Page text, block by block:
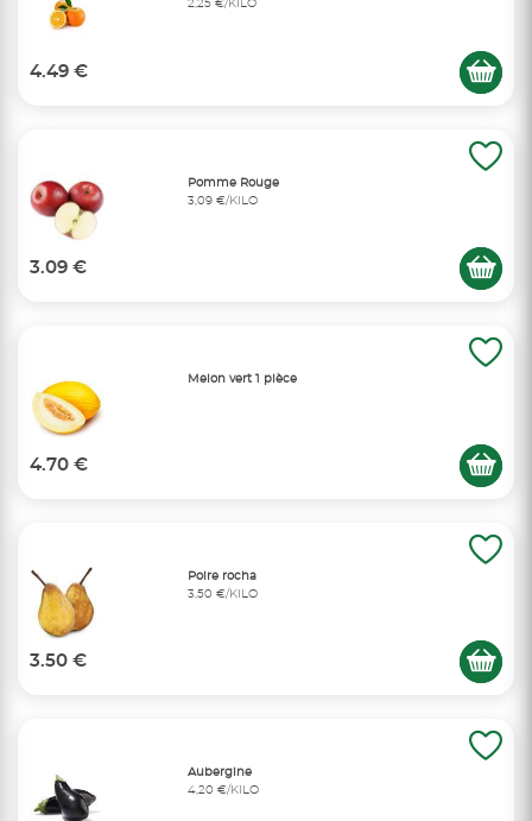
2,25 €/KILO
4.49 €
Pomme Rouge
3,09 €/KILO
3.09 €
Melon vert 1 pièce
4.70 €
Poire rocha
3,50 €/KILO
3.50 €
Aubergine
4,20 €/KILO